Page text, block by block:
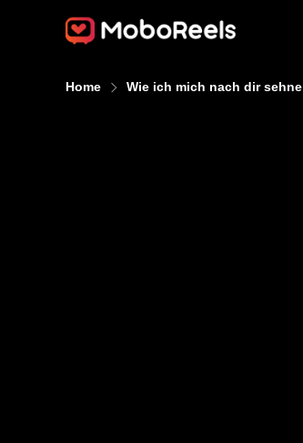
Home Wie ich mich nach dir sehne